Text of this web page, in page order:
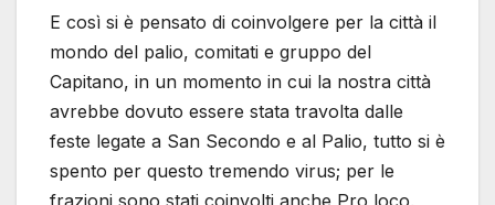
E così si è pensato di coinvolgere per la città il
mondo del palio, comitati e gruppo del
Capitano, in un momento in cui la nostra città
avrebbe dovuto essere stata travolta dalle
feste legate a San Secondo e al Palio, tutto si è
spento per questo tremendo virus; per le
frazioni sono stati coinvolti anche Pro loco,